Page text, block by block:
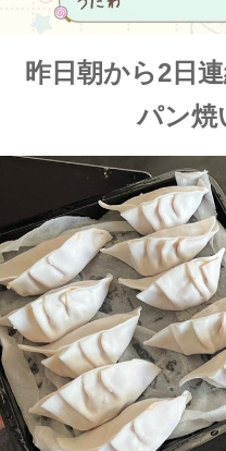
昨日朝から2日
パン焼